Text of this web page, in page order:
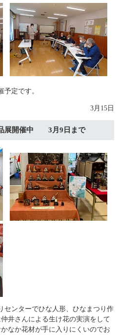
定です。
3月15日
展開催中 3月9日まで
ンターでひな人形、ひなまつり作
井さんによる生け花の実演をして
なか花材が手に入りにくいのでお